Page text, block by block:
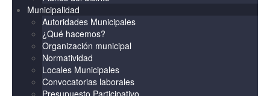
Municipalidad
Autoridades Municipales
¿Qué hacemos?
Organización municipal
Normatividad
Locales Municipales
Convocatorias laborales